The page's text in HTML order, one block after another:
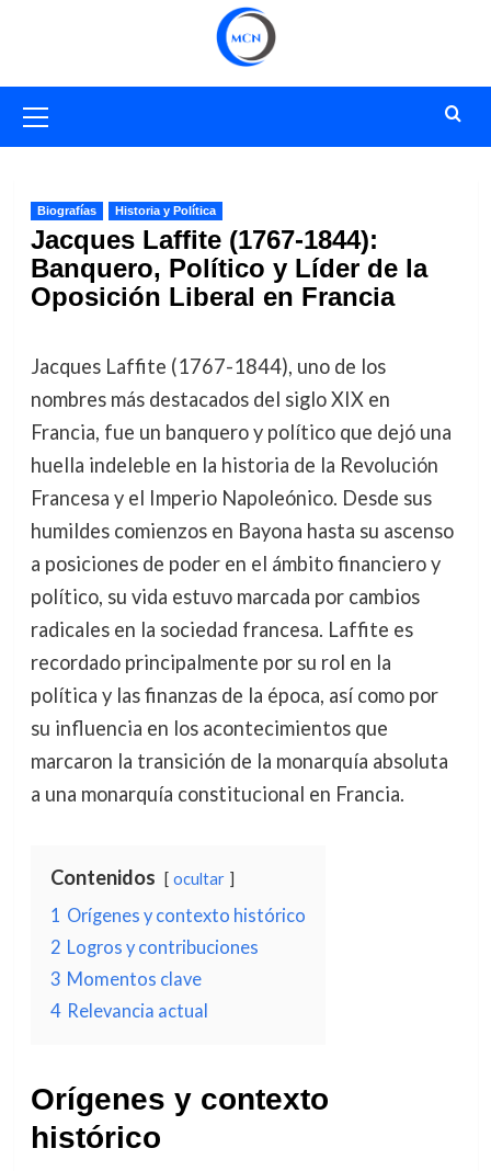
primario
Biografías Historia y Política
Jacques Laffite (1767-1844):
Banquero, Político y Líder de la
Oposición Liberal en Francia
Jacques Laffite (1767-1844), uno de los
nombres más destacados del siglo XIX en
Francia, fue un banquero y político que dejó una
huella indeleble en la historia de la Revolución
Francesa y el Imperio Napoleónico. Desde sus
humildes comienzos en Bayona hasta su ascenso
a posiciones de poder en el ámbito financiero y
político, su vida estuvo marcada por cambios
radicales en la sociedad francesa. Laffite es
recordado principalmente por su rol en la
política y las finanzas de la época, así como por
su influencia en los acontecimientos que
marcaron la transición de la monarquía absoluta
a una monarquía constitucional en Francia.
Contenidos ocultar
1 Orígenes y contexto histórico
2 Logros y contribuciones
3 Momentos clave
4 Relevancia actual
Orígenes y contexto
histórico